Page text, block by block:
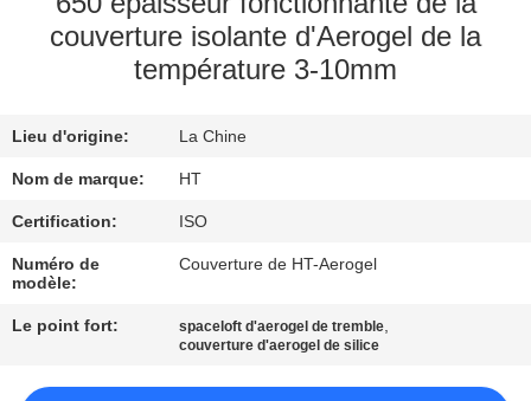
D'USINE
DE
QUALITÉ
CONTACTEZ-
NOUS
couverture isolante d'Aerogel de la
température 3-10mm
Lieu d'origine: La Chine
Nom de marque: HT
Certification: ISO
Numéro de
modèle:
Couverture de HT-Aerogel
Le point fort: spaceloft d'aerogel de tremble,
couverture d'aerogel de silice